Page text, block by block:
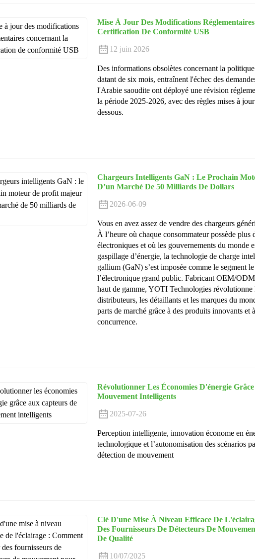
Mise À Jour Des Modifications
Certification De Conformité USB
12 juin 2026
Des informations obsolètes concernant la
datant de six mois, entraînent l'échec des
l'Arabie saoudite ont déployé une révision
la période 2025-2026, avec des règles mises à
dessous.
Chargeurs Intelligents GaN : Le Prochain
D’un Marché De 50 Milliards De Dollars
2026-06-09
Vous en avez assez de vendre des chargeurs
À l’heure où chaque consommateur possède plus
électroniques et où les gouvernements du monde
gaspillage d’énergie, la technologie de charge
gallium (GaN) s’est imposée comme le segment
l’électronique grand public. Fabricant OEM/
haut de gamme, YOTI Technologies révolutionne
distributeurs, les détaillants et les marques du
parts de marché grâce à des produits innovants et
concurrence.
Révolutionner Les Économies D'énergie
Mouvement Intelligents
2025-07-26
Perception intelligente, innovation économe en
technologique et l’autonomisation des scénarios
détection de mouvement
Clé D'une Mise À Niveau Efficace De
Des Fournisseurs De Détecteurs De
De Qualité
10/07/2025